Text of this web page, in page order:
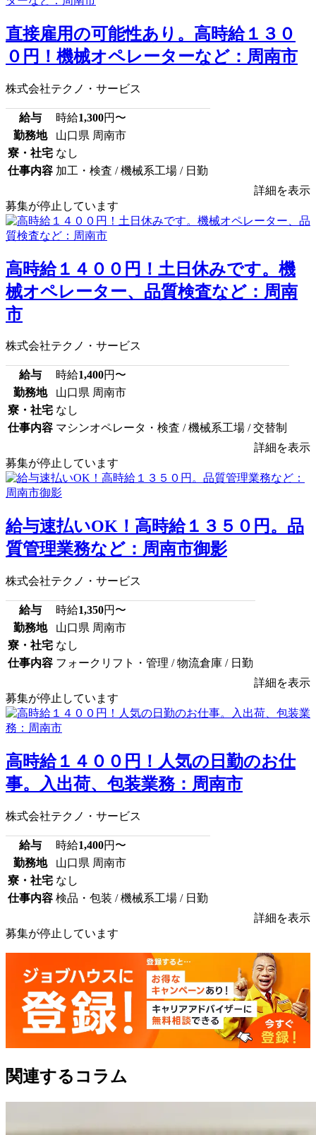
直接雇用の可能性あり。高時給１３０
０円！機械オペレーターなど：周南市
株式会社テクノ・サービス
給与 時給1,300円〜
勤務地
山口県 周南市
寮・社宅 なし
仕事内容 加工・検査 / 機械系工場 / 日勤
詳細を表示
募集が停止しています
高時給１４００円！土日休みです。機
械オペレーター、品質検査など：周南
市
株式会社テクノ・サービス
給与 時給1,400円〜
勤務地
山口県 周南市
寮・社宅 なし
仕事内容 マシンオペレータ・検査 / 機械系工場 / 交替制
詳細を表示
募集が停止しています
給与速払いOK！高時給１３５０円。品
質管理業務など：周南市御影
株式会社テクノ・サービス
給与 時給1,350円〜
勤務地
山口県 周南市
寮・社宅 なし
仕事内容 フォークリフト・管理 / 物流倉庫 / 日勤
詳細を表示
募集が停止しています
高時給１４００円！人気の日勤のお仕
事。入出荷、包装業務：周南市
株式会社テクノ・サービス
給与 時給1,400円〜
勤務地
山口県 周南市
寮・社宅 なし
仕事内容 検品・包装 / 機械系工場 / 日勤
詳細を表示
募集が停止しています
関連するコラム